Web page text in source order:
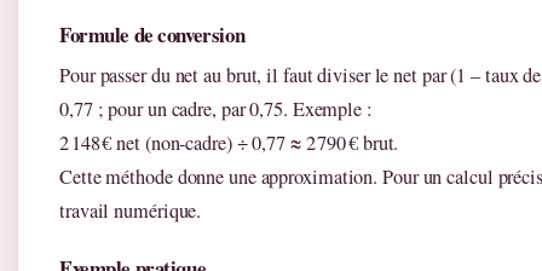
Formule de conversion
Pour passer du net au brut, il faut diviser le net par (1 – taux
0,77 ; pour un cadre, par 0,75. Exemple :
2 148 € net (non‑cadre) ÷ 0,77 ≈ 2 790 € brut.
Cette méthode donne une approximation. Pour un calcul
travail numérique.